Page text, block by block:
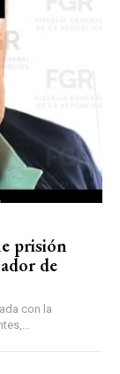
prisión
de
con la